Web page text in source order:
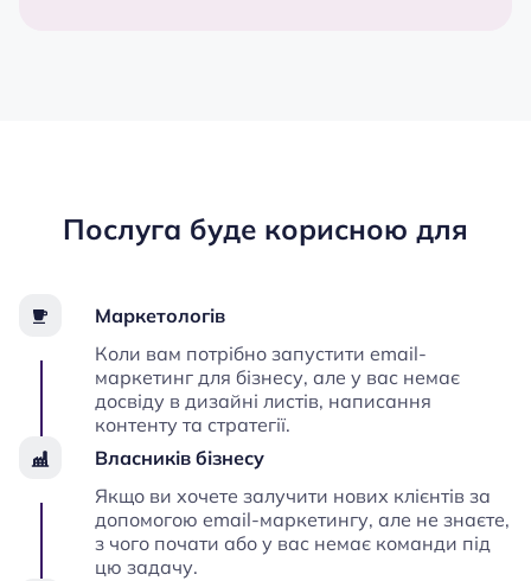
Послуга буде корисною для
Маркетологів
Коли вам потрібно запустити email-
маркетинг для бізнесу, але у вас немає
досвіду в дизайні листів, написання
контенту та стратегії.
Власників бізнесу
Якщо ви хочете залучити нових клієнтів за
допомогою email-маркетингу, але не знаєте,
з чого почати або у вас немає команди під
цю задачу.